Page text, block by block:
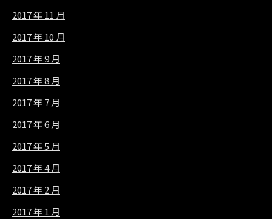
2017 年 11 月
2017 年 10 月
2017 年 9 月
2017 年 8 月
2017 年 7 月
2017 年 6 月
2017 年 5 月
2017 年 4 月
2017 年 2 月
2017 年 1 月